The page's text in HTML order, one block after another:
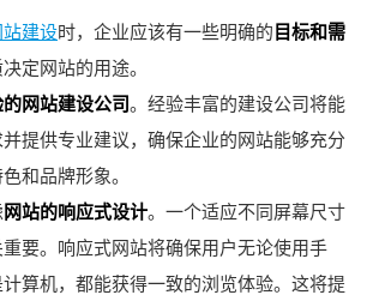
站建设时，企业应该有一些明确的 目标和需
定网站的用途。
网站建设公司。经验丰富的建设公司将能
提供专业建议，确保企业的网站能够充分
和品牌形象。
网站的响应式设计。一个适应不同屏幕尺寸
要。响应式网站将确保用户无论使用手
算机，都能获得一致的浏览体验。这将提